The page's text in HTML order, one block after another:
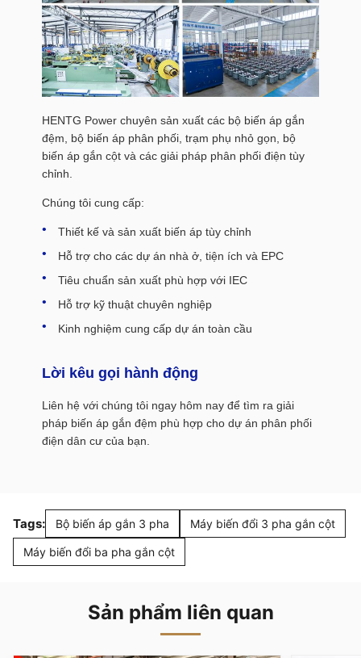
HENTG Power chuyên sản xuất các bộ biến áp gắn
đệm, bộ biến áp phân phối, trạm phụ nhỏ gọn, bộ
biến áp gắn cột và các giải pháp phân phối điện tùy
chỉnh.
Chúng tôi cung cấp:
Thiết kế và sản xuất biến áp tùy chỉnh
Hỗ trợ cho các dự án nhà ở, tiện ích và EPC
Tiêu chuẩn sản xuất phù hợp với IEC
Hỗ trợ kỹ thuật chuyên nghiệp
Kinh nghiệm cung cấp dự án toàn cầu
Lời kêu gọi hành động
Liên hệ với chúng tôi ngay hôm nay để tìm ra giải
pháp biến áp gắn đệm phù hợp cho dự án phân phối
điện dân cư của bạn.
Tags: Bộ biến áp gắn 3 pha Máy biến đổi 3 pha gắn cột
Máy biến đổi ba pha gắn cột
Sản phẩm liên quan